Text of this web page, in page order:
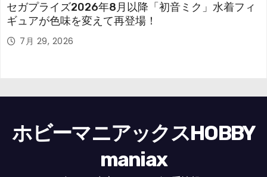
セガプライズ2026年8月以降「初音ミク」水着フィ
ギュアが色味を変えて再登場！
7月 29, 2026
ホビーマニアックスHOBBY
maniax